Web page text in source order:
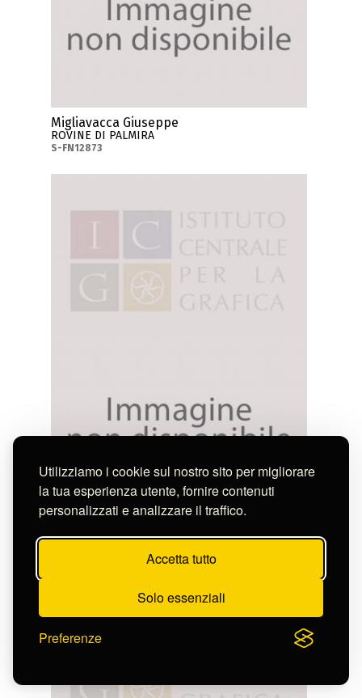
Utilizziamo i cookie sul nostro sito per migliorare
la tua esperienza utente, fornire contenuti
personalizzati e analizzare il traffico.
Accetta tutto
Solo essenziali
Preferenze
Migliavacca Giuseppe
ROVINE DI PALMIRA
S-FN12873
MONASTERO DEL MONTE SINAI